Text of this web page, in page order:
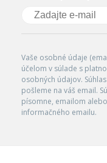
Vaše osobné údaje
účelom v súlade s
osobných údajov.
pošleme na váš email.
písomne, emailom
informačného emailu.